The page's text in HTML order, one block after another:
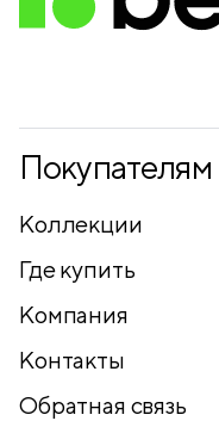
Покупателям
Коллекции
Где купить
Компания
Контакты
Обратная связь